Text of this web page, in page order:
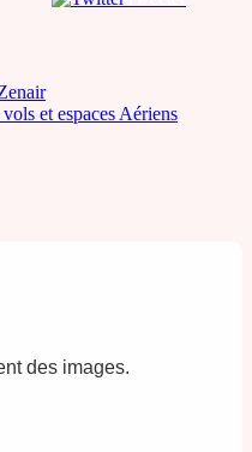
et espaces Aériens
des images.